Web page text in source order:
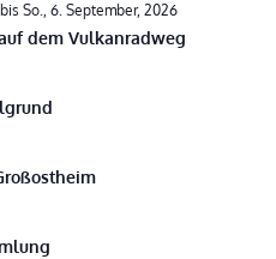
So., 6. September, 2026
dem Vulkanradweg